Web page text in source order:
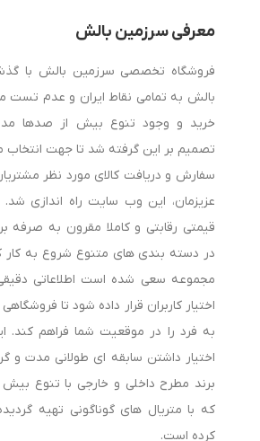
معرفی سرزمین بالش
فروشگاه تخصصی سرزمین بالش با
بالش به تمامی نقاط ایران و عدم تست
خرید و وجود تنوع بیش از صدها مدل
تصمیم بر این گرفته شد تا جهت انتخاب
سفارش و دریافت کالای مورد نظر
عزیزمان، این وب سایت راه اندازی
قیمتی رقابتی و کاملا مقرون به صرفه
در دسته بندی های متنوع شروع به کار
مجموعه سعی شده است اطلاعاتی
اختیار کاربران قرار داده شود تا
به فرد را در موقعیت شما فراهم کند.
که با متریال های گوناگونی تهیه
کرده است.